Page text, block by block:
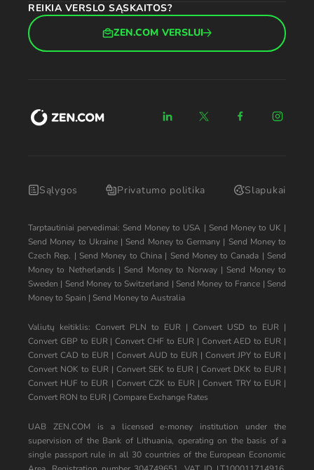
REIKIA VERSLO SĄSKAITOS?
ZEN.COM VERSLUI
Sąlygos Privatumo politika Slapukai
Tarptautiniai pervedimai: Send Money to USA | Send Money to UK |
Send Money to Ukraine| Send Money to Germany | Send Money to
Czech Rep. | Send Money to China| Send Money to Canada | Send
Money to Netherlands | Send Money to Norway| Send Money to
Sweden | Send Money to Switzerland | Send Money to France | Send
Money to Spain | Send Money to Australia
Valiutų keitiklis: Convert PLN to EUR | Convert USD to EUR |
Convert GBP to EUR|Convert CHF to EUR| Convert AED to EUR |
Convert CAD to EUR | Convert AUD to EUR | Convert JPY to EUR |
Convert NOK to EUR| Convert SEK to EUR |Convert DKK to EUR |
Convert HUF to EUR | Convert CZK to EUR |Convert TRY to EUR|
Convert RON to EUR | Compare Exchange Rates
UAB ZEN.COM is a licensed e-money institution under the
supervision of the Bank of Lithuania, operating on the basis of a
single passport rule in all 30 countries of the European Economic